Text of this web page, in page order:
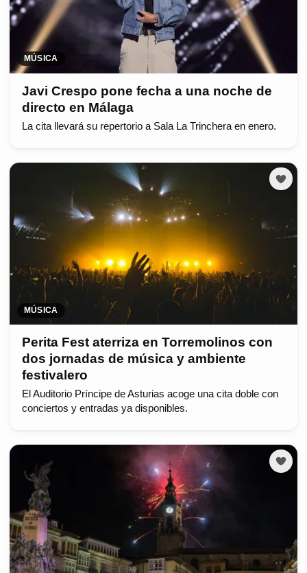
MÚSICA
Javi Crespo pone fecha a una noche de
directo en Málaga
La cita llevará su repertorio a Sala La Trinchera en enero.
MÚSICA
Perita Fest aterriza en Torremolinos con
dos jornadas de música y ambiente
festivalero
El Auditorio Príncipe de Asturias acoge una cita doble con
conciertos y entradas ya disponibles.